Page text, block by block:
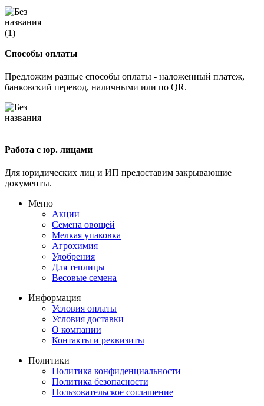
Способы оплаты
Предложим разные способы оплаты - наложенный платеж,
банковский перевод, наличными или по QR.
Работа с юр. лицами
Для юридических лиц и ИП предоставим закрывающие
документы.
Меню
Акции
Семена овощей
Мелкая упаковка
Агрохимия
Удобрения
Для теплицы
Весовые семена
Информация
Условия оплаты
Условия доставки
О компании
Контакты и реквизиты
Политики
Политика конфиденциальности
Политика безопасности
Пользовательское соглашение